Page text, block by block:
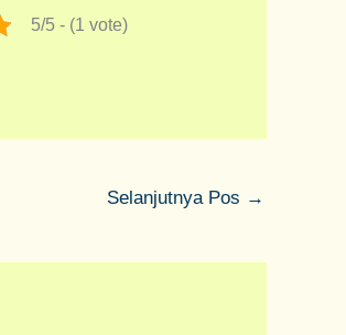
5/5 - (1 vote)
Selanjutnya Pos →